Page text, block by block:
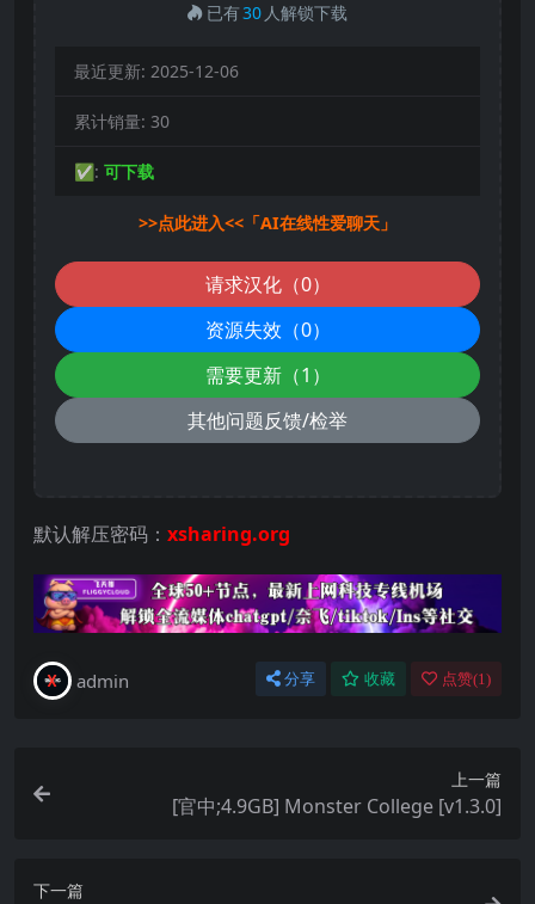
已有30 人解锁下载
最近更新: 2025-12-06
累计销量: 30
✅: 可下载
>>点此进入<<「AI在线性爱聊天」
请求汉化（0）
资源失效（0）
需要更新（1）
其他问题反馈/检举
默认解压密码： xsharing.org
admin 分享 收藏 点赞(1)
上一篇
[官中;4.9GB] Monster College [v1.3.0]
下一篇